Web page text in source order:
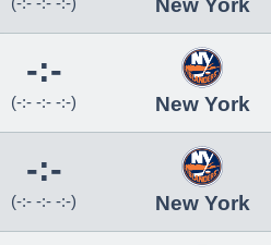
New York
-:-
(-:- -:- -:-) New York
-:-
(-:- -:- -:-) New York